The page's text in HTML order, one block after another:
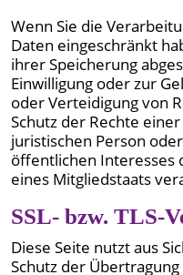
Wenn Sie die
Daten eingeschränkt
ihrer Speicherung
Einwilligung oder zur
oder Verteidigung von
Schutz der Rechte
juristischen Person
öffentlichen Interesses
eines Mitgliedstaats
SSL- bzw. TLS-
Diese Seite nutzt aus
Schutz der